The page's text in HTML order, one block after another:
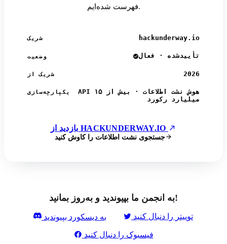
فهرست شده‌ایم.
شریک hackunderway.io
وضعیت تأییدشده · فعال
شریک از 2026
یکپارچه‌سازی
API هوش نشت اطلاعات · بیش از ۱۵
میلیارد رکورد
بازدید از HACKUNDERWAY.IO
جستجوی نشت اطلاعات را کاوش کنید
به انجمن ما بپیوندید و به‌روز بمانید!
به دیسکورد بپیوندید توییتر را دنبال کنید
فیسبوک را دنبال کنید